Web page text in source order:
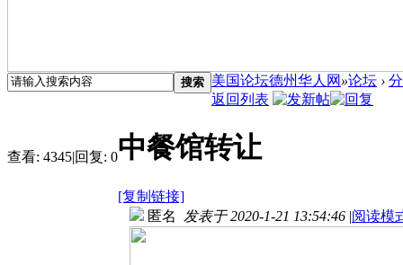
搜索 美国论坛德州华人网 »论坛 ›
返回列表
查看: 4345|回复: 0中餐馆转让
[复制链接]
匿名 发表于 2020-1-21 13:54:46 |阅读模